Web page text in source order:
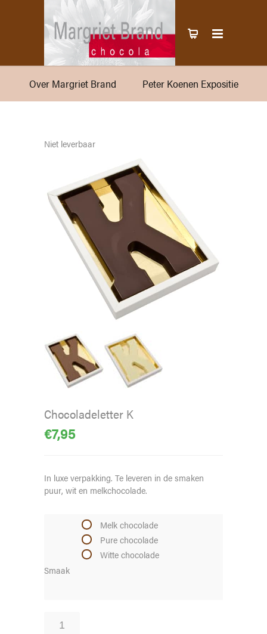
Over Margriet Brand Peter Koenen Expositie
Niet leverbaar
Chocoladeletter K
€7,95
In luxe verpakking. Te leveren in de smaken
puur, wit en melkchocolade.
Smaak
Melk chocolade
Pure chocolade
Witte chocolade